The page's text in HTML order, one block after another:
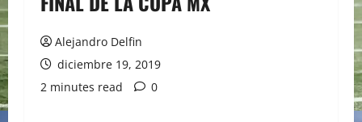
Alejandro Delfin
diciembre 19, 2019
2 minutes read
0